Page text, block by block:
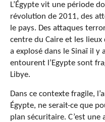
L’Égypte vit une période
révolution de 2011, des
le pays. Des attaques
centre du Caire et les
a explosé dans le Sinaï il y
entourent l’Egypte sont
Libye.
Dans ce contexte fragile,
Égypte, ne serait-ce que
plan sécuritaire. C’est une